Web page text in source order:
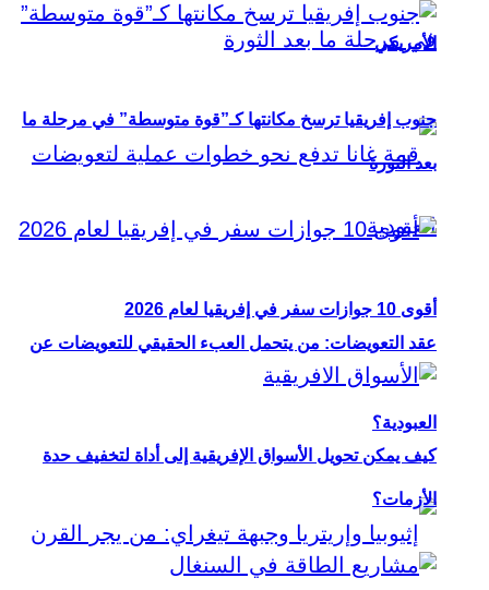
الأمريكي
عقد التعويضات: من يتحمل العبء الحقيقي للتعويضات عن
العبودية؟
جنوب إفريقيا ترسخ مكانتها كـ”قوة متوسطة” في مرحلة ما
بعد الثورة
أقوى 10 جوازات سفر في إفريقيا لعام 2026
كيف يمكن تحويل الأسواق الإفريقية إلى أداة لتخفيف حدة
الأزمات؟